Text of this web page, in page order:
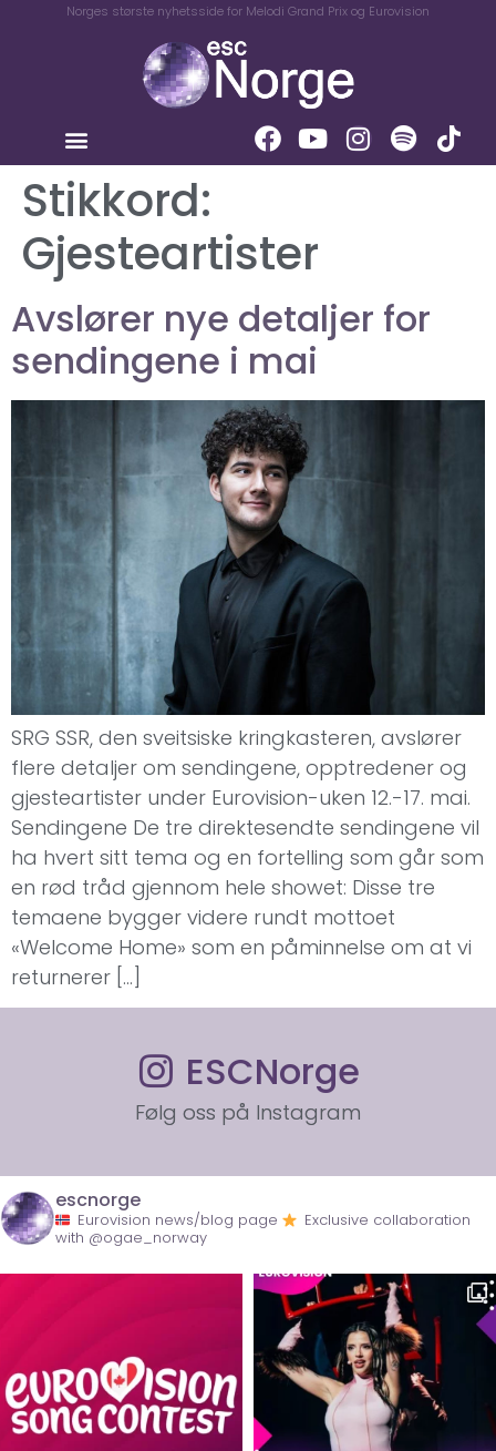
Norges største nyhetsside for Melodi Grand Prix og Eurovision
Stikkord:
Gjesteartister
Avslører nye detaljer for
sendingene i mai
SRG SSR, den sveitsiske kringkasteren, avslører
flere detaljer om sendingene, opptredener og
gjesteartister under Eurovision-uken 12.-17. mai.
Sendingene De tre direktesendte sendingene vil
ha hvert sitt tema og en fortelling som går som
en rød tråd gjennom hele showet: Disse tre
temaene bygger videre rundt mottoet
«Welcome Home» som en påminnelse om at vi
returnerer […]
ESCNorge
Følg oss på Instagram
escnorge
Eurovision news/blog page
Exclusive collaboration
with @ogae_norway